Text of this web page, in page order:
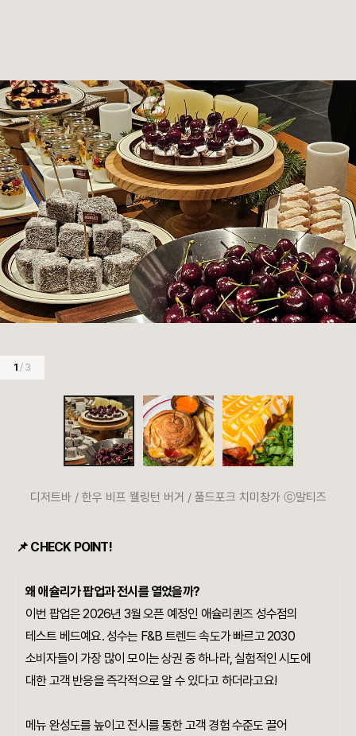
1 / 3
디저트바 / 한우 비프 웰링턴 버거 / 풀드포크 치미창가 ⓒ말티즈
📌 CHECK POINT!
왜 애슐리가 팝업과 전시를 열었을까?
이번 팝업은 2026년 3월 오픈 예정인 애슐리퀸즈 성수점의
테스트 베드예요. 성수는 F&B 트렌드 속도가 빠르고 2030
소비자들이 가장 많이 모이는 상권 중 하나라, 실험적인 시도에
대한 고객 반응을 즉각적으로 알 수 있다고 하더라고요!
메뉴 완성도를 높이고 전시를 통한 고객 경험 수준도 끌어